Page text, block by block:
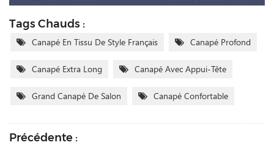
Tags Chauds :
Canapé En Tissu De Style Français Canapé Profond
Canapé Extra Long Canapé Avec Appui-Tête
Grand Canapé De Salon Canapé Confortable
Précédente :